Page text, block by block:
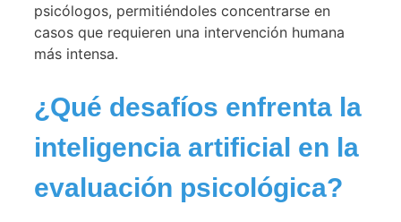
psicólogos, permitiéndoles concentrarse en
casos que requieren una intervención humana
más intensa.
¿Qué desafíos enfrenta la
inteligencia artificial en la
evaluación psicológica?